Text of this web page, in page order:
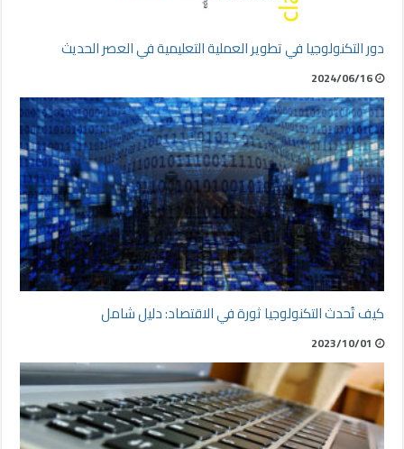
دور التكنولوجيا في تطوير العملية التعليمية في العصر الحديث
2024/06/16
كيف تُحدث التكنولوجيا ثورة في الاقتصاد: دليل شامل
2023/10/01